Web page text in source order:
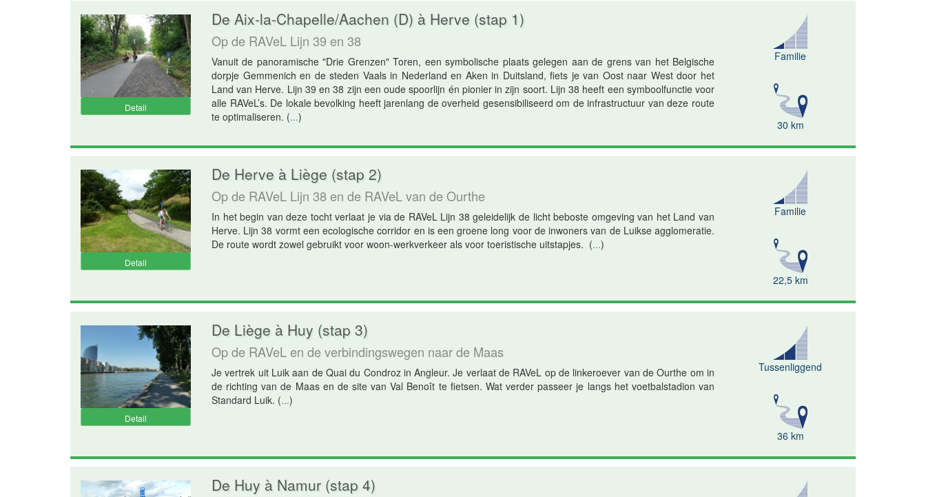
Detail
De Aix-la-Chapelle/Aachen (D) à Herve (stap 1)
Op de RAVeL Lijn 39 en 38
Vanuit de panoramische "Drie Grenzen" Toren, een symbolische plaats gelegen aan de grens van het Belgische
dorpje Gemmenich en de steden Vaals in Nederland en Aken in Duitsland, fiets je van Oost naar West door het
Land van Herve. Lijn 39 en 38 zijn een oude spoorlijn én pionier in zijn soort. Lijn 38 heeft een symboolfunctie voor
alle RAVeL’s. De lokale bevolking heeft jarenlang de overheid gesensibiliseerd om de infrastructuur van deze route
te optimaliseren. (...)
Familie
30 km
Detail
De Herve à Liège (stap 2)
Op de RAVeL Lijn 38 en de RAVeL van de Ourthe
In het begin van deze tocht verlaat je via de RAVeL Lijn 38 geleidelijk de licht beboste omgeving van het Land van
Herve. Lijn 38 vormt een ecologische corridor en is een groene long voor de inwoners van de Luikse agglomeratie.
De route wordt zowel gebruikt voor woon-werkverkeer als voor toeristische uitstapjes. (...)
Familie
22,5 km
Detail
De Liège à Huy (stap 3)
Op de RAVeL en de verbindingswegen naar de Maas
Je vertrek uit Luik aan de Quai du Condroz in Angleur. Je verlaat de RAVeL op de linkeroever van de Ourthe om in
de richting van de Maas en de site van Val Benoît te fietsen. Wat verder passeer je langs het voetbalstadion van
Standard Luik. (...)
Tussenliggend
36 km
De Huy à Namur (stap 4)